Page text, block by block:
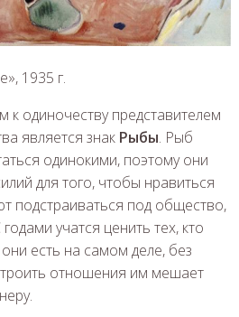
1935 г.
одиночеству представителем
является знак Рыбы. Рыб
одинокими, поэтому они
для того, чтобы нравиться
подстраиваться под общество,
учатся ценить тех, кто
есть на самом деле, без
отношения им мешает